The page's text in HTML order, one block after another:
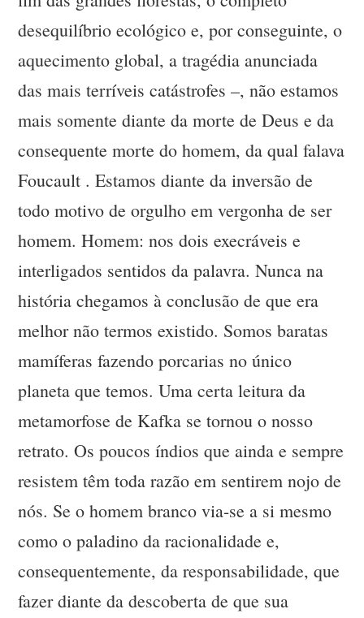
desequilíbrio ecológico e, por conseguinte, o
aquecimento global, a tragédia anunciada
das mais terríveis catástrofes –, não estamos
mais somente diante da morte de Deus e da
consequente morte do homem, da qual falava
Foucault . Estamos diante da inversão de
todo motivo de orgulho em vergonha de ser
homem. Homem: nos dois execráveis e
interligados sentidos da palavra. Nunca na
história chegamos à conclusão de que era
melhor não termos existido. Somos baratas
mamíferas fazendo porcarias no único
planeta que temos. Uma certa leitura da
metamorfose de Kafka se tornou o nosso
retrato. Os poucos índios que ainda e sempre
resistem têm toda razão em sentirem nojo de
nós. Se o homem branco via-se a si mesmo
como o paladino da racionalidade e,
consequentemente, da responsabilidade, que
fazer diante da descoberta de que sua